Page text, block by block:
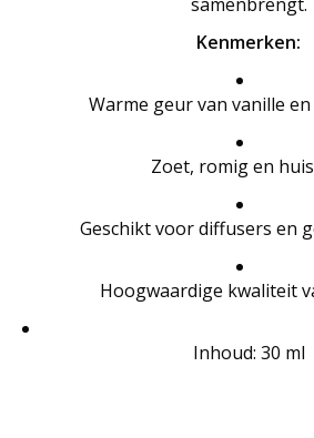
samenbrengt.
Kenmerken:
Warme geur van vanille
Zoet, romig en
Geschikt voor diffusers en
Hoogwaardige kwaliteit
Inhoud: 30 ml